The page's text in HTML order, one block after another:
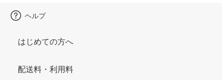
ヘルプ
はじめての方へ
配送料・利用料